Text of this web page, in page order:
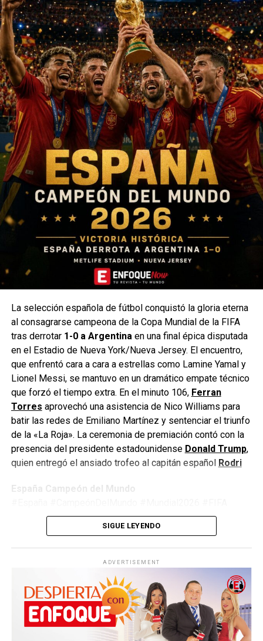
La selección española de fútbol conquistó la gloria eterna
al consagrarse campeona de la Copa Mundial de la FIFA
tras derrotar 1-0 a Argentinaen una final épica disputada
en el Estadio de Nueva York/Nueva Jersey. El encuentro,
que enfrentó cara a cara a estrellas como Lamine Yamal y
Lionel Messi, se mantuvo en un dramático empate técnico
que forzó el tiempo extra. En el minuto 106, Ferran
Torres aprovechó una asistencia de Nico Williams para
batir las redes de Emiliano Martínez y sentenciar el triunfo
de la «La Roja». La ceremonia de premiación contó con la
presencia del presidente estadounidense Donald Trump,
quien entregó el ansiado trofeo al capitán español Rodri
España Campeón del Mundo
#Argentina #Fútbol #LaRoja #WorldCup2026
#JimmyPizarro #EnfoqueNow
SIGUE LEYENDO
ADVERTISEMENT